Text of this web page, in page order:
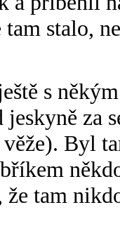
tam stalo,
s
za
Byl
tam